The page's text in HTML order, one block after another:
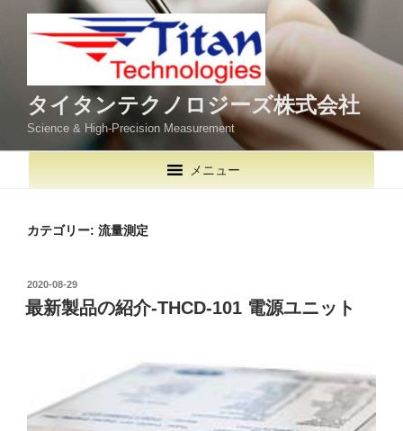
タイタンテクノロジーズ株式会社
Science & High-Precision Measurement
メニュー
カテゴリー: 流量測定
投
稿
日:
2020-08-29
最新製品の紹介-THCD-101 電源ユニット